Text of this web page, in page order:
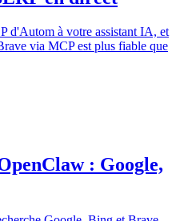
d'Autom à votre assistant IA, et
via MCP est plus fiable que
: Google,